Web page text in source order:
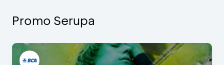
Promo Serupa